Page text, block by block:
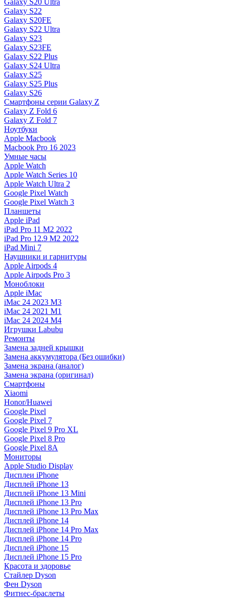
Galaxy S20 Ultra
Galaxy S22
Galaxy S20FE
Galaxy S22 Ultra
Galaxy S23
Galaxy S23FE
Galaxy S22 Plus
Galaxy S24 Ultra
Galaxy S25
Galaxy S25 Plus
Galaxy S26
Смартфоны серии Galaxy Z
Galaxy Z Fold 6
Galaxy Z Fold 7
Ноутбуки
Apple Macbook
Macbook Pro 16 2023
Умные часы
Apple Watch
Apple Watch Series 10
Apple Watch Ultra 2
Google Pixel Watch
Google Pixel Watch 3
Планшеты
Apple iPad
iPad Pro 11 M2 2022
iPad Pro 12.9 M2 2022
iPad Mini 7
Наушники и гарнитуры
Apple Airpods 4
Apple Airpods Pro 3
Моноблоки
Apple iMac
iMac 24 2023 M3
iMac 24 2021 M1
iMac 24 2024 M4
Игрушки Labubu
Ремонты
Замена задней крышки
Замена аккумулятора (Без ошибки)
Замена экрана (аналог)
Замена экрана (оригинал)
Смартфоны
Xiaomi
Honor/Huawei
Google Pixel
Google Pixel 7
Google Pixel 9 Pro XL
Google Pixel 8 Pro
Google Pixel 8A
Мониторы
Apple Studio Display
Дисплеи iPhone
Дисплей iPhone 13
Дисплей iPhone 13 Mini
Дисплей iPhone 13 Pro
Дисплей iPhone 13 Pro Max
Дисплей iPhone 14
Дисплей iPhone 14 Pro Max
Дисплей iPhone 14 Pro
Дисплей iPhone 15
Дисплей iPhone 15 Pro
Красота и здоровье
Стайлер Dyson
Фен Dyson
Фитнес-браслеты